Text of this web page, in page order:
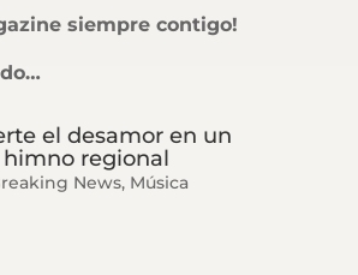
siempre contigo!
el desamor en un
regional
News, Música